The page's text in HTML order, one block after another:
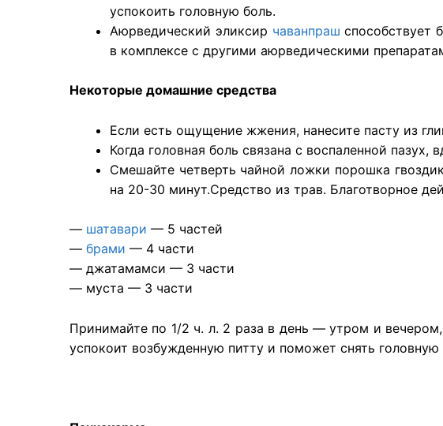
успокоить головную боль.
Аюрведический эликсир чаванпраш способствует
в комплексе с другими аюрведическими
Некоторые домашние средства
Если есть ощущение жжения, нанесите пасту из
Когда головная боль связана с воспаленной
Смешайте четверть чайной ложки порошка
на 20-30 минут.Средство из трав. Благотворное
— шатавари — 5 частей
— брами — 4 части
— джатамамси — 3 части
— муста — 3 части
Принимайте по 1/2 ч. л. 2 раза в день — утром и
успокоит возбужденную питту и поможет снять